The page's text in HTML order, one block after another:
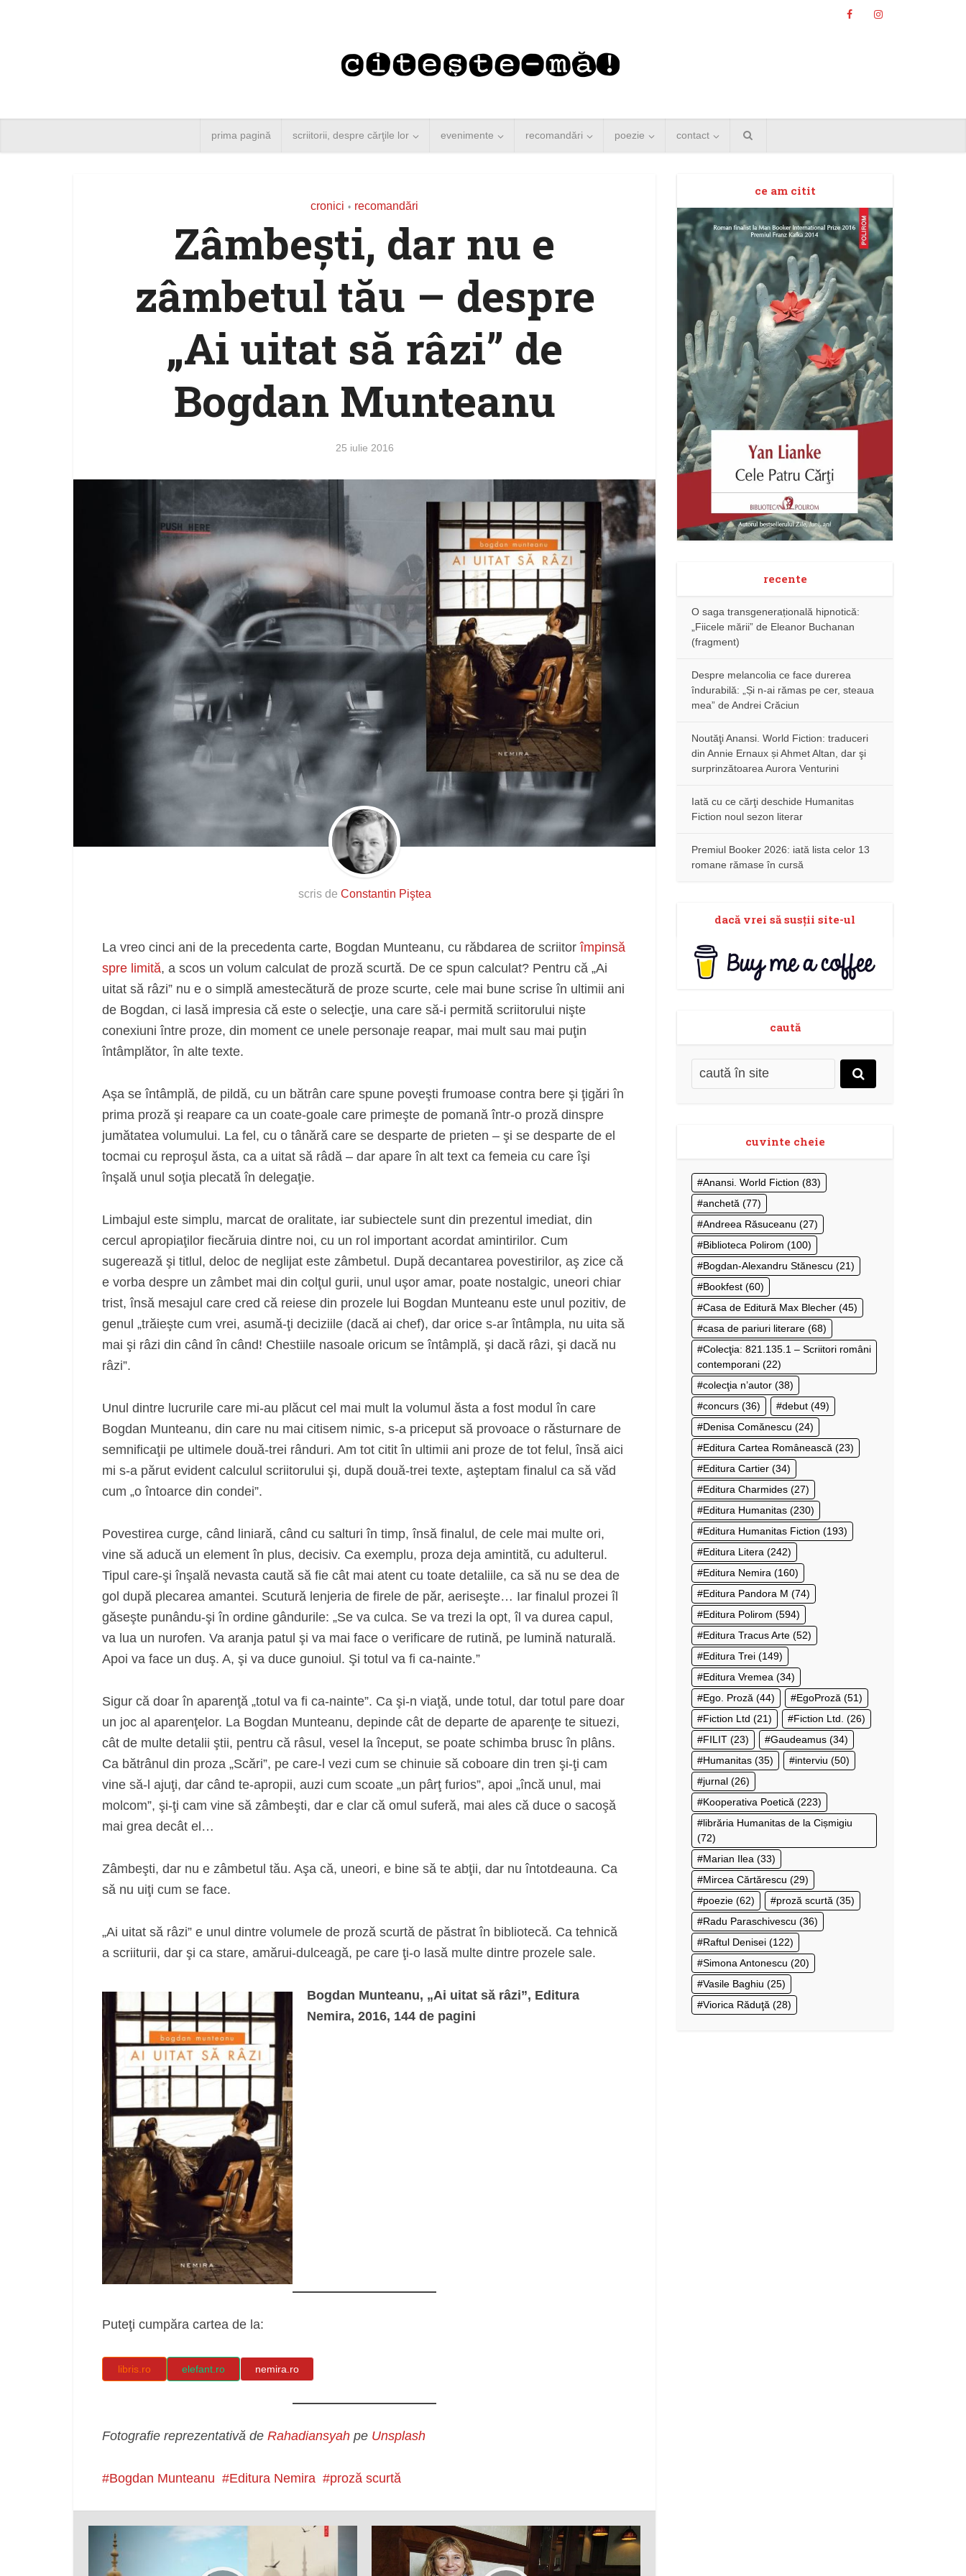
prima pagină scriitorii, despre cărţile lor evenimente recomandări poezie contact
cronici • recomandări
Zâmbeşti, dar nu e
zâmbetul tău – despre
„Ai uitat să râzi” de
Bogdan Munteanu
25 iulie 2016
scris de Constantin Piştea
La vreo cinci ani de la precedenta carte, Bogdan Munteanu, cu răbdarea de scriitorîmpinsă
spre limită, a scos un volum calculat de proză scurtă. De ce spun calculat? Pentru că „Ai
uitat să râzi” nu e o simplă amestecătură de proze scurte, cele mai bune scrise în ultimii ani
de Bogdan, ci lasă impresia că este o selecţie, una care să-i permită scriitorului nişte
conexiuni între proze, din moment ce unele personaje reapar, mai mult sau mai puţin
întâmplător, în alte texte.
Aşa se întâmplă, de pildă, cu un bătrân care spune poveşti frumoase contra bere şi ţigări în
prima proză şi reapare ca un coate-goale care primeşte de pomană într-o proză dinspre
jumătatea volumului. La fel, cu o tânără care se desparte de prieten – şi se desparte de el
tocmai cu reproşul ăsta, ca a uitat să râdă – dar apare în alt text ca femeia cu care îşi
înşală unul soţia plecată în delegaţie.
Limbajul este simplu, marcat de oralitate, iar subiectele sunt din prezentul imediat, din
cercul apropiaţilor fiecăruia dintre noi, cu un rol important acordat amintirilor. Cum
sugerează şi titlul, deloc de neglijat este zâmbetul. După decantarea povestirilor, aş zice că
e vorba despre un zâmbet mai din colţul gurii, unul uşor amar, poate nostalgic, uneori chiar
trist, însă mesajul care cred că reiese din prozele lui Bogdan Munteanu este unul pozitiv, de
genul „trăieşte cum vrei, asumă-ţi deciziile (dacă ai chef), dar orice s-ar întâmpla, nu uita să
mai şi râzi din când în când! Chestiile nasoale oricum se întâmplă, şi dacă râzi, şi dacă nu
râzi”.
Unul dintre lucrurile care mi-au plăcut cel mai mult la volumul ăsta a fost modul în care
Bogdan Munteanu, din care nu mai citisem nimic, s-a priceput să provoace o răsturnare de
semnificaţii pe ultimele două-trei rânduri. Am tot citit în ultimii ani proze de tot felul, însă aici
mi s-a părut evident calculul scriitorului şi, după două-trei texte, aşteptam finalul ca să văd
cum „o întoarce din condei”.
Povestirea curge, când liniară, când cu salturi în timp, însă finalul, de cele mai multe ori,
vine să aducă un element în plus, decisiv. Ca exemplu, proza deja amintită, cu adulterul.
Tipul care-şi înşală nevasta caută să fie cât mai atent cu toate detaliile, ca să nu se dea de
gol după plecarea amantei. Scutură lenjeria de firele de păr, aeriseşte… Iar finalul prozei îl
găseşte punându-şi în ordine gândurile: „Se va culca. Se va trezi la opt, îl va durea capul,
va lua un nurofen. Va aranja patul şi va mai face o verificare de rutină, pe lumină naturală.
Apoi va face un duş. A, şi va duce gunoiul. Şi totul va fi ca-nainte.”
Sigur că doar în aparenţă „totul va fi ca-nainte”. Ca şi-n viaţă, unde totul, dar totul pare doar
un joc al aparenţelor. La Bogdan Munteanu, depinde cât de departe de aparenţe te situezi,
cât de multe detalii ştii, pentru că râsul, vesel la început, se poate schimba brusc în plâns.
Ca bătrânul din proza „Scări”, pe care-l vezi cum se chinuie să coboare din tren şi-ţi cam
vine să-l ajuţi, dar când te-apropii, auzi cum scoate „un pârţ furios”, apoi „încă unul, mai
molcom”, şi-ţi cam vine să zâmbeşti, dar e clar că omul suferă, mai ales că duce o sacoşă
mai grea decât el…
Zâmbeşti, dar nu e zâmbetul tău. Aşa că, uneori, e bine să te abţii, dar nu întotdeauna. Ca
să nu uiţi cum se face.
„Ai uitat să râzi” e unul dintre volumele de proză scurtă de păstrat în bibliotecă. Ca tehnică
a scriiturii, dar şi ca stare, amărui-dulceagă, pe care ţi-o lasă multe dintre prozele sale.
Bogdan Munteanu, „Ai uitat să râzi”, Editura
Nemira, 2016, 144 de pagini
Puteţi cumpăra cartea de la:
libris.ro elefant.ro nemira.ro
Fotografie reprezentativă de Rahadiansyah pe Unsplash
Bogdan Munteanu Editura Nemira proză scurtă
ce am citit
recente
O saga transgenerațională hipnotică:
„Fiicele mării” de Eleanor Buchanan
(fragment)
Despre melancolia ce face durerea
îndurabilă: „Și n-ai rămas pe cer, steaua
mea” de Andrei Crăciun
Noutăţi Anansi. World Fiction: traduceri
din Annie Ernaux și Ahmet Altan, dar şi
surprinzătoarea Aurora Venturini
Iată cu ce cărţi deschide Humanitas
Fiction noul sezon literar
Premiul Booker 2026: iată lista celor 13
romane rămase în cursă
dacă vrei să susţii site-ul
caută
cuvinte cheie
Anansi. World Fiction (83)
anchetă (77)
Andreea Răsuceanu (27)
Biblioteca Polirom (100)
Bogdan-Alexandru Stănescu (21)
Bookfest (60)
Casa de Editură Max Blecher (45)
casa de pariuri literare (68)
Colecţia: 821.135.1 – Scriitori români
contemporani (22)
colecţia n’autor (38)
concurs (36) debut (49)
Denisa Comănescu (24)
Editura Cartea Românească (23)
Editura Cartier (34)
Editura Charmides (27)
Editura Humanitas (230)
Editura Humanitas Fiction (193)
Editura Litera (242)
Editura Nemira (160)
Editura Pandora M (74)
Editura Polirom (594)
Editura Tracus Arte (52)
Editura Trei (149)
Editura Vremea (34)
Ego. Proză (44) EgoProză (51)
Fiction Ltd (21) Fiction Ltd. (26)
FILIT (23) Gaudeamus (34)
Humanitas (35) interviu (50)
jurnal (26)
Kooperativa Poetică (223)
librăria Humanitas de la Cișmigiu
(72)
Marian Ilea (33)
Mircea Cărtărescu (29)
poezie (62) proză scurtă (35)
Radu Paraschivescu (36)
Raftul Denisei (122)
Simona Antonescu (20)
Vasile Baghiu (25)
Viorica Răduţă (28)